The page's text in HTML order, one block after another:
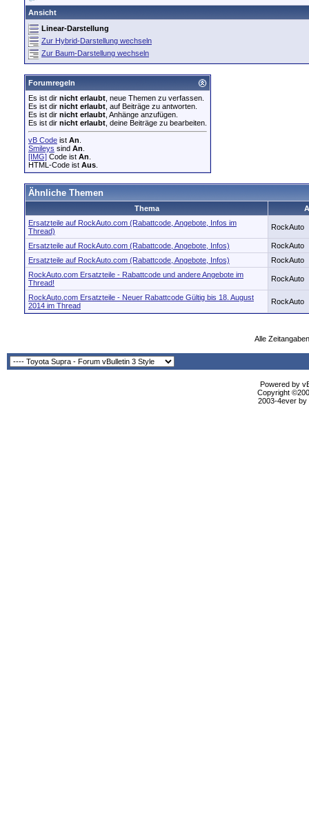
Ansicht
Linear-Darstellung
Zur Hybrid-Darstellung wechseln
Zur Baum-Darstellung wechseln
Forumregeln
Es ist dir nicht erlaubt , neue Themen zu verfassen.
Es ist dir nicht erlaubt , auf Beiträge zu antworten.
Es ist dir nicht erlaubt , Anhänge anzufügen.
Es ist dir nicht erlaubt , deine Beiträge zu bearbeiten.
vB Code ist An
Smileys sind An
[IMG] Code ist An
HTML-Code ist Aus
Ähnliche Themen
Thema
Ersatzteile auf RockAuto.com (Rabattcode, Angebote, Infos im
Thread)
RockAuto
Ersatzteile auf RockAuto.com (Rabattcode, Angebote, Infos)
RockAuto
Ersatzteile auf RockAuto.com (Rabattcode, Angebote, Infos)
RockAuto
RockAuto.com Ersatzteile - Rabattcode und andere Angebote im
Thread!
RockAuto
RockAuto.com Ersatzteile - Neuer Rabattcode Gültig bis 18. August
2014 im Thread
RockAuto
Alle
Powered by
Copyright
2003-4ever by